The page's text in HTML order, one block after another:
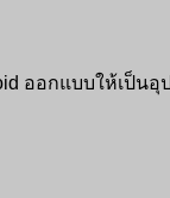
ออกแบบให้เป็